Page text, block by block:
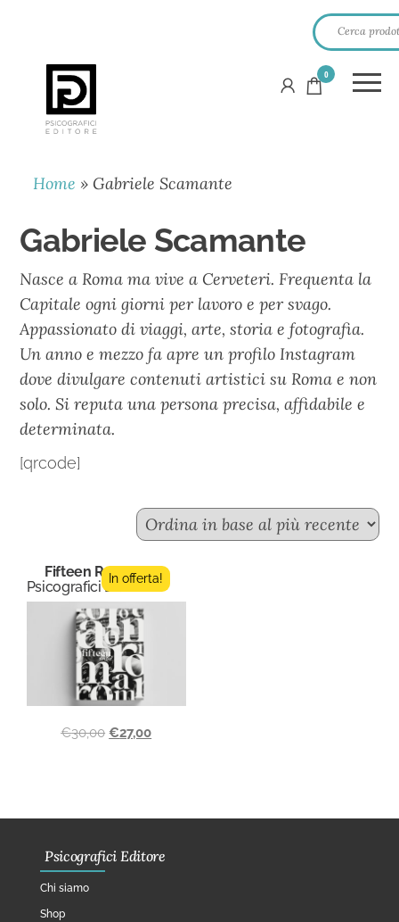
PSICOGRAFICI
EDITORE
0
Home » Gabriele Scamante
Gabriele Scamante
Nasce a Roma ma vive a Cerveteri. Frequenta la
Capitale ogni giorni per lavoro e per svago.
Appassionato di viaggi, arte, storia e fotografia.
Un anno e mezzo fa apre un profilo Instagram
dove divulgare contenuti artistici su Roma e non
solo. Si reputa una persona precisa, affidabile e
determinata.
[qrcode]
Fifteen Roma
Psicografici Editore
In offerta!
€30,00 €27,00
Psicografici Editore
Chi siamo
Shop